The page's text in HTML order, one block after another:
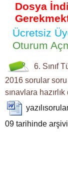
Dosya
Ücretsiz
Oturum
6. Sınıf
2016 sorular
sınavlara hazırlık
09 tarihinde